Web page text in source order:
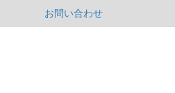
お問い合わせ